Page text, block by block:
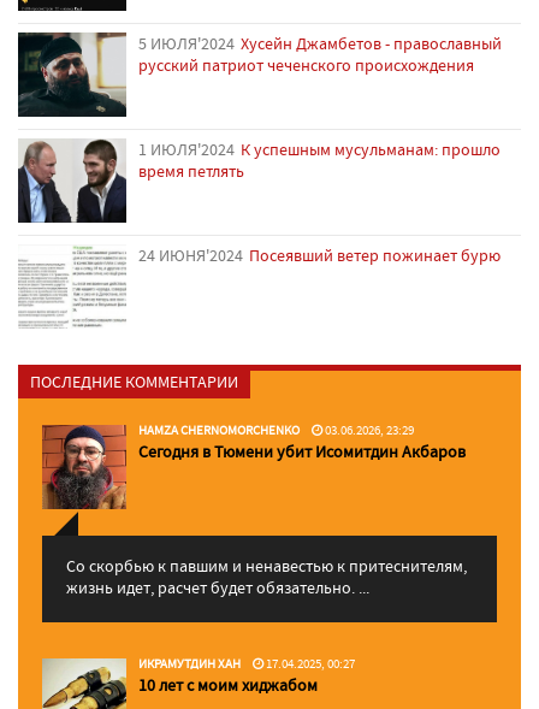
5 ИЮЛЯ'2024 Хусейн Джамбетов - православный
русский патриот чеченского происхождения
1 ИЮЛЯ'2024 К успешным мусульманам: прошло
время петлять
24 ИЮНЯ'2024 Посеявший ветер пожинает бурю
ПОСЛЕДНИЕ КОММЕНТАРИИ
HAMZA CHERNOMORCHENKO 03.06.2026, 23:29
Сегодня в Тюмени убит Исомитдин Акбаров
Со скорбью к павшим и ненавестью к притеснителям,
жизнь идет, расчет будет обязательно. ...
ИКРАМУТДИН ХАН 17.04.2025, 00:27
10 лет с моим хиджабом